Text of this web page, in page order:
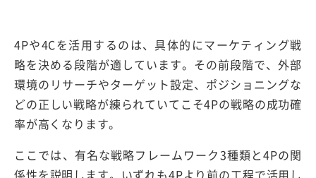
4Pや4Cを活用するのは、具体的にマーケティング戦
略を決める段階が適しています。その前段階で、外部
環境のリサーチやターゲット設定、ポジショニングな
どの正しい戦略が練られていてこそ4Pの戦略の成功確
率が高くなります。
ここでは、有名な戦略フレームワーク3種類と4Pの関
係性を説明します。いずれも4Pより前の工程で活用し